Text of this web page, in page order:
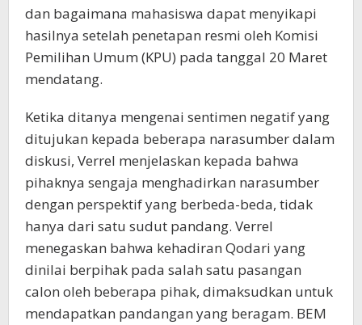
dan bagaimana mahasiswa dapat menyikapi
hasilnya setelah penetapan resmi oleh Komisi
Pemilihan Umum (KPU) pada tanggal 20 Maret
mendatang.
Ketika ditanya mengenai sentimen negatif yang
ditujukan kepada beberapa narasumber dalam
diskusi, Verrel menjelaskan kepada bahwa
pihaknya sengaja menghadirkan narasumber
dengan perspektif yang berbeda-beda, tidak
hanya dari satu sudut pandang. Verrel
menegaskan bahwa kehadiran Qodari yang
dinilai berpihak pada salah satu pasangan
calon oleh beberapa pihak, dimaksudkan untuk
mendapatkan pandangan yang beragam. BEM